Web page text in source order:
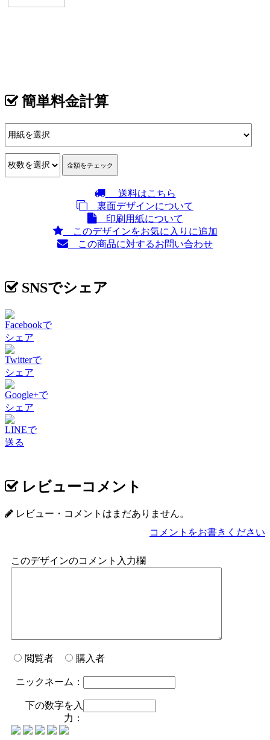
簡単料金計算
送料はこちら
裏面デザインについて
印刷用紙について
このデザインをお気に入りに追加
この商品に対するお問い合わせ
SNSでシェア
Facebookで
シェア
Twitterで
シェア
Google+で
シェア
LINEで
送る
レビューコメント
レビュー・コメントはまだありません。
コメントをお書きください
このデザインのコメント入力欄
閲覧者 購入者
ニックネーム：
下の数字を入
力：